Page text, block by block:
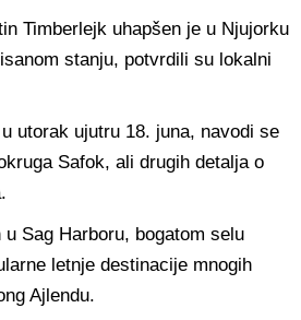
Timberlejk uhapšen je u Njujorku
stanju, potvrdili su lokalni
utorak ujutru 18. juna, navodi se
Safok, ali drugih detalja o
Sag Harboru, bogatom selu
letnje destinacije mnogih
Ajlendu.